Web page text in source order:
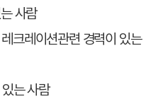
사람
레크레이션관련 경력이 있는
는 사람